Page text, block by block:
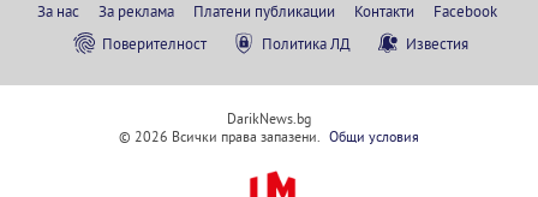
За нас За реклама Платени публикации Контакти
Facebook
Поверителност
Политика ЛД Известия
DarikNews.bg
© 2026 Всички права запазени. Общи условия